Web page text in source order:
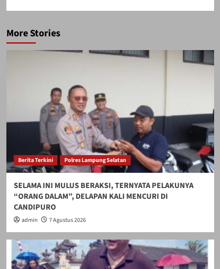
More Stories
Berita Terkini Polres Lampung Selatan
SELAMA INI MULUS BERAKSI, TERNYATA PELAKUNYA
“ORANG DALAM”, DELAPAN KALI MENCURI DI
CANDIPURO
admin 7 Agustus 2026